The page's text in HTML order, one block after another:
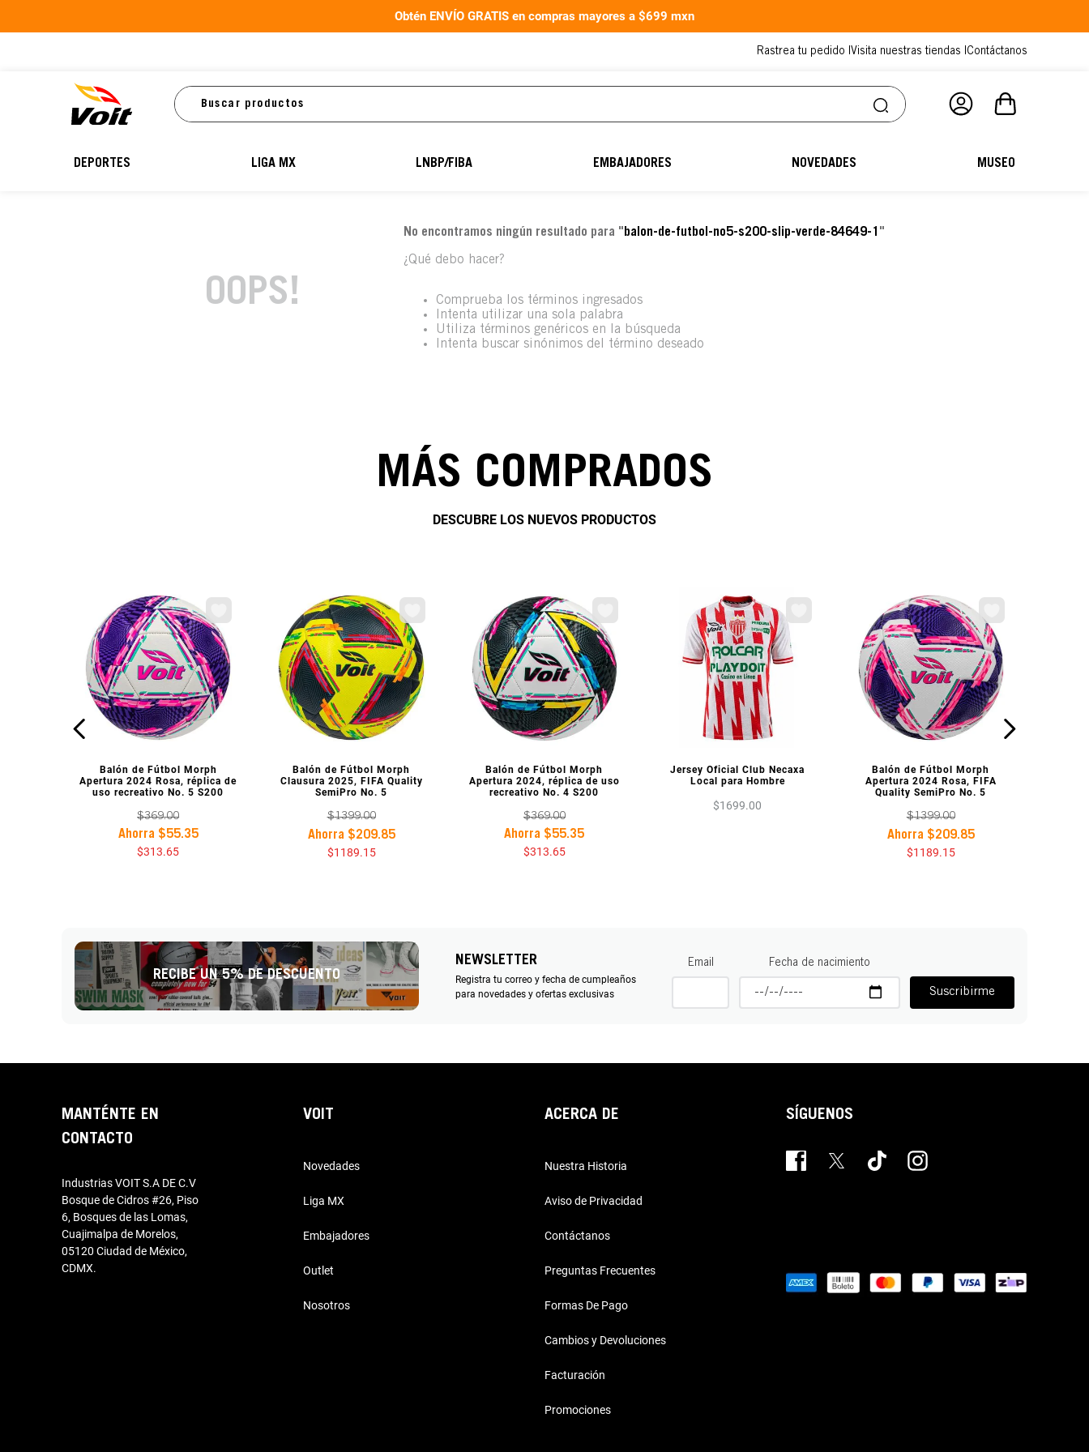
Obtén ENVÍO GRATIS en compras mayores a $699 mxn
Rastrea tu pedido |Visita nuestras tiendas |Contáctanos
Buscar productos
DEPORTES LIGA MX LNBP/FIBA EMBAJADORES NOVEDADES MUSEO
OOPS!
No encontramos ningún resultado para "balon-de-futbol-no5-s200-slip-verde-84649-1 "
¿Qué debo hacer?
Comprueba los términos ingresados
Intenta utilizar una sola palabra
Utiliza términos genéricos en la búsqueda
Intenta buscar sinónimos del término deseado
MÁS COMPRADOS
DESCUBRE LOS NUEVOS PRODUCTOS
VISTA PREVIA
Balón de Fútbol Morph
Apertura 2024 Rosa, réplica de
uso recreativo No. 5 S200
$369.00
Ahorra $55.35
$313.65
VISTA PREVIA
Balón de Fútbol Morph
Clausura 2025, FIFA Quality
SemiPro No. 5
$1399.00
Ahorra $209.85
$1189.15
VISTA PREVIA
Balón de Fútbol Morph
Apertura 2024, réplica de uso
recreativo No. 4 S200
$369.00
Ahorra $55.35
$313.65
VISTA PREVIA
Jersey Oficial Club Necaxa
Local para Hombre
$1699.00
VISTA PREVIA
Balón de Fútbol Morph
Apertura 2024 Rosa, FIFA
Quality SemiPro No. 5
$1399.00
Ahorra $209.85
$1189.15
RECIBE UN 5% DE DESCUENTO
NEWSLETTER
Registra tu correo y fecha de cumpleaños
para novedades y ofertas exclusivas
Email Fecha de nacimiento
Suscribirme
MANTÉNTE EN
CONTACTO
Industrias VOIT S.A DE C.V
Bosque de Cidros #26, Piso
6, Bosques de las Lomas,
Cuajimalpa de Morelos,
05120 Ciudad de México,
CDMX.
VOIT
Novedades
Liga MX
Embajadores
Outlet
Nosotros
ACERCA DE
Nuestra Historia
Aviso de Privacidad
Contáctanos
Preguntas Frecuentes
Formas De Pago
Cambios y Devoluciones
Facturación
Promociones
SÍGUENOS
guantes portero
guantes
balon
natación